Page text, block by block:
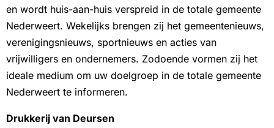
en wordt huis-aan-huis verspreid in de totale gemeente
Nederweert. Wekelijks brengen zij het gemeentenieuws,
verenigingsnieuws, sportnieuws en acties van
vrijwilligers en ondernemers. Zodoende vormen zij het
ideale medium om uw doelgroep in de totale gemeente
Nederweert te informeren.
Drukkerij van Deursen